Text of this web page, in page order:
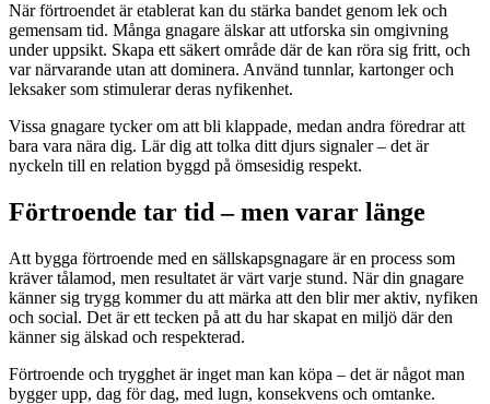
När förtroendet är etablerat kan du stärka bandet genom lek och
gemensam tid. Många gnagare älskar att utforska sin omgivning
under uppsikt. Skapa ett säkert område där de kan röra sig fritt, och
var närvarande utan att dominera. Använd tunnlar, kartonger och
leksaker som stimulerar deras nyfikenhet.
Vissa gnagare tycker om att bli klappade, medan andra föredrar att
bara vara nära dig. Lär dig att tolka ditt djurs signaler – det är
nyckeln till en relation byggd på ömsesidig respekt.
Förtroende tar tid – men varar länge
Att bygga förtroende med en sällskapsgnagare är en process som
kräver tålamod, men resultatet är värt varje stund. När din gnagare
känner sig trygg kommer du att märka att den blir mer aktiv, nyfiken
och social. Det är ett tecken på att du har skapat en miljö där den
känner sig älskad och respekterad.
Förtroende och trygghet är inget man kan köpa – det är något man
bygger upp, dag för dag, med lugn, konsekvens och omtanke.